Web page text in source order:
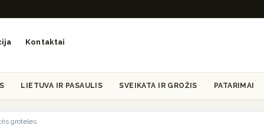
Kontaktai
LIETUVA IR PASAULIS SVEIKATA IR GROŽIS PATARIMAI
groteles